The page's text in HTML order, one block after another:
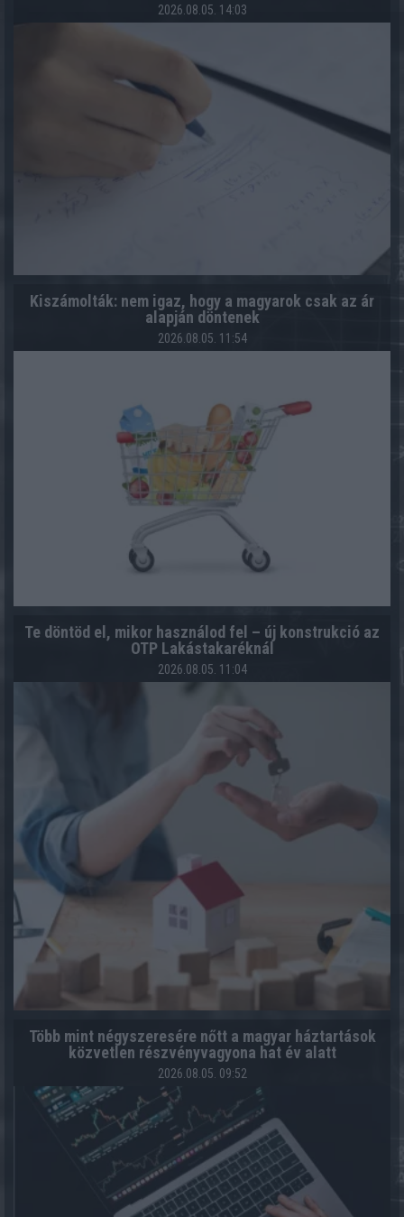
2026.08.05. 14:03
Kiszámolták: nem igaz, hogy a magyarok csak az ár
alapján döntenek
2026.08.05. 11:54
Te döntöd el, mikor használod fel – új konstrukció az
OTP Lakástakaréknál
2026.08.05. 11:04
Több mint négyszeresére nőtt a magyar háztartások
közvetlen részvényvagyona hat év alatt
2026.08.05. 09:52